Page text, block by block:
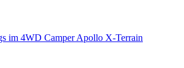
im 4WD Camper Apollo X-Terrain